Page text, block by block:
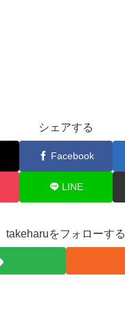
シェアする
Facebook
LINE
takeharuをフォローする